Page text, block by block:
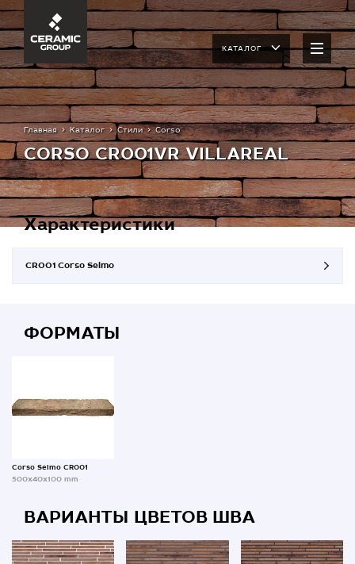
КАТАЛОГ
Главная Каталог Стили Corso
CORSO CR001VR VILLAREAL
Характеристики
CR001 Corso Selmo
ФОРМАТЫ
Corso Selmo CR001
500x40x100 mm
ВАРИАНТЫ ЦВЕТОВ ШВА